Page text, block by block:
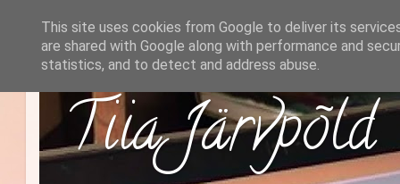
Tiia Järvpõld
This site uses cookies from Google to deliver its
are shared with Google along with performance and
statistics, and to detect and address abuse.